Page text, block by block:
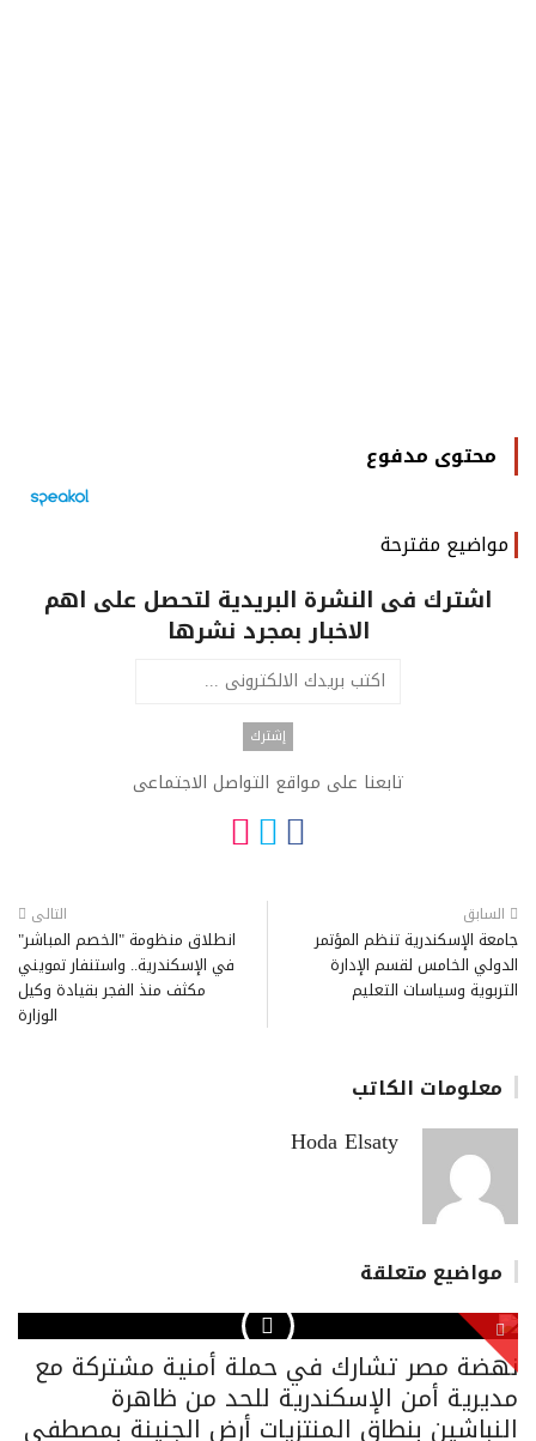
محتوى مدفوع
مواضيع مقترحة
اشترك فى النشرة البريدية لتحصل على اهم
الاخبار بمجرد نشرها
تابعنا على مواقع التواصل الاجتماعى
السابق
جامعة الإسكندرية تنظم المؤتمر
الدولي الخامس لقسم الإدارة
التربوية وسياسات التعليم
التالى
انطلاق منظومة "الخصم المباشر"
في الإسكندرية.. واستنفار تمويني
مكثف منذ الفجر بقيادة وكيل
الوزارة
معلومات الكاتب
Hoda Elsaty
مواضيع متعلقة
نهضة مصر تشارك في حملة أمنية مشتركة مع
مديرية أمن الإسكندرية للحد من ظاهرة
النباشين بنطاق المنتزيات أرض الجنينة بمصطفى